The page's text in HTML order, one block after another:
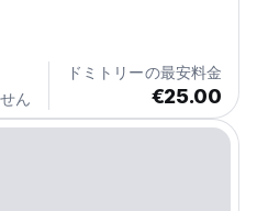
ん
ドミトリーの最安料金
€25.00